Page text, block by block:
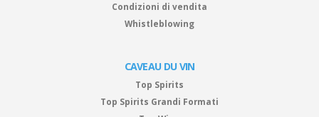
Condizioni di vendita
Whistleblowing
CAVEAU DU VIN
Top Spirits
Top Spirits Grandi Formati